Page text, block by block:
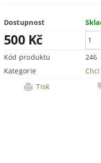
Dostupnost
500 Kč
Kód produktu
246
Kategorie
Tisk